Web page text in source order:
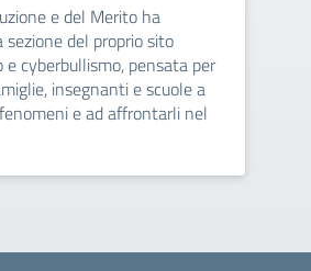
e del Merito ha
del proprio sito
cyberbullismo, pensata per
insegnanti e scuole a
e ad affrontarli nel